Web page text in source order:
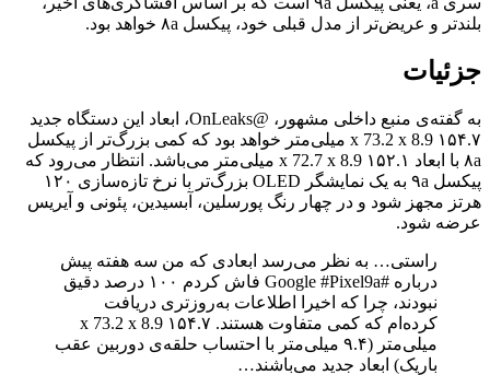
بلندتر و عریض‌تر از مدل قبلی خود، پیکسل ۸a خواهد بود.
جزئیات
به گفته‌ی منبع داخلی مشهور، @OnLeaks، ابعاد این دستگاه جدید
۱۵۴.۷ x 73.2 x 8.9 میلی‌متر خواهد بود که کمی بزرگ‌تر از پیکسل
۸a با ابعاد ۱۵۲.۱ x 72.7 x 8.9 میلی‌متر می‌باشد. انتظار می‌رود که
پیکسل ۹a به یک نمایشگر OLED بزرگ‌تر با نرخ تازه‌سازی ۱۲۰
هرتز مجهز شود و در چهار رنگ پورسلین، آبسیدین، پئونی و آیریس
عرضه شود.
راستی… به نظر می‌رسد ابعادی که من سه هفته پیش
درباره #Google #Pixel9a فاش کردم ۱۰۰ درصد دقیق
نبودند، چرا که اخیرا اطلاعات به‌روزتری دریافت
کرده‌ام که کمی متفاوت هستند. ۱۵۴.۷ x 73.2 x 8.9
میلی‌متر (۹.۴ میلی‌متر با احتساب حلقه‌ی دوربین عقب
باریک) ابعاد جدید می‌باشند…